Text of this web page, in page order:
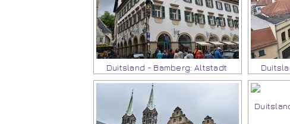
Duitsland - Bamberg: Altstadt